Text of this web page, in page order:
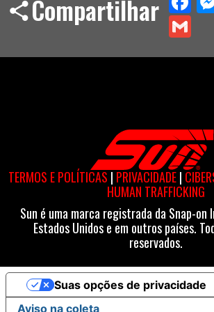
Compartilhar
TERMOS E POLÍTICAS | PRIVACIDADE|
HUMAN TRAFFICKING
Sun é uma marca registrada da Snap-on
Estados Unidos e em outros países.
reservados.
Aviso na coleta
Suas opções de privacidade